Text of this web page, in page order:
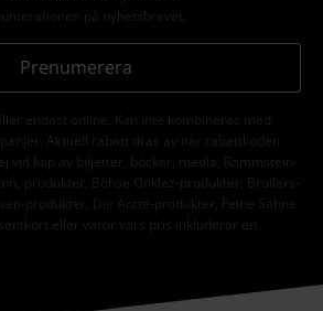
på nyhetsbrevet.
Prenumerera
endast online. Kan inte kombineras med
Aktuell rabatt dras av när rabattkoden
vid köp av biljetter, böcker, media, Rammstein-
produkter, Böhse Onklez-produkter, Broilers-
produkter, Die Ärzte-produkter, Feine Sahne
eller varor vars pris inkluderar en